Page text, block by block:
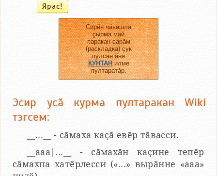
Сирӗн чӑвашла
ҫырма май
паракан сарӑм
(раскладка) ҫук
пулсан ӑна
КУНТАНилме
пултаратӑр.
Эсир усӑ курма пултаракан Wiki
тэгсем:
__...__ - сӑмаха каҫӑ евӗр тӑвасси.
__aaa|...__ - сӑмахӑн каҫине тепӗр
сӑмахпа хатӗрлесси («...» вырӑнне «ааа»